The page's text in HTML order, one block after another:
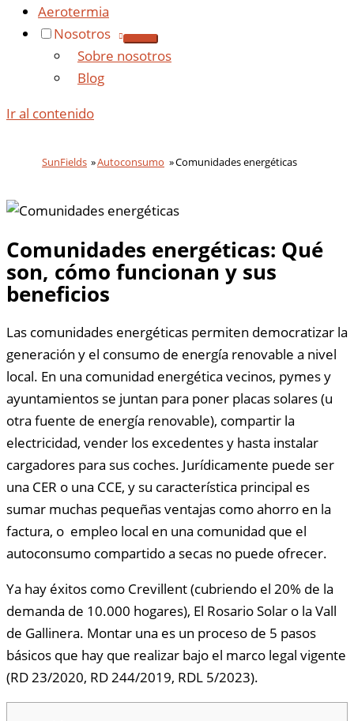
Aerotermia
Nosotros
Sobre nosotros
Blog
Ir al contenido
SunFields Autoconsumo Comunidades energéticas
Comunidades energéticas: Qué
son, cómo funcionan y sus
beneficios
Las comunidades energéticas permiten democratizar la
generación y el consumo de energía renovable a nivel
local. En una comunidad energética vecinos, pymes y
ayuntamientos se juntan para poner placas solares (u
otra fuente de energía renovable), compartir la
electricidad, vender los excedentes y hasta instalar
cargadores para sus coches. Jurídicamente puede ser
una CER o una CCE, y su característica principal es
sumar muchas pequeñas ventajas como ahorro en la
factura, o empleo local en una comunidad que el
autoconsumo compartido a secas no puede ofrecer.
Ya hay éxitos como Crevillent (cubriendo el 20% de la
demanda de 10.000 hogares), El Rosario Solar o la Vall
de Gallinera. Montar una es un proceso de 5 pasos
básicos que hay que realizar bajo el marco legal vigente
(RD 23/2020, RD 244/2019, RDL 5/2023).